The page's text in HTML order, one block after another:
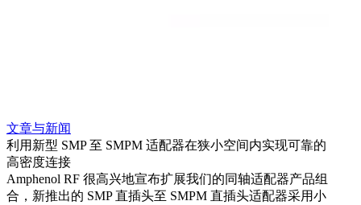
文章与新闻
利用新型 SMP 至 SMPM 适配器在狭小空间内实现可靠的
高密度连接
Amphenol RF 很高兴地宣布扩展我们的同轴适配器产品组
合，新推出的 SMP 直插头至 SMPM 直插头适配器采用小